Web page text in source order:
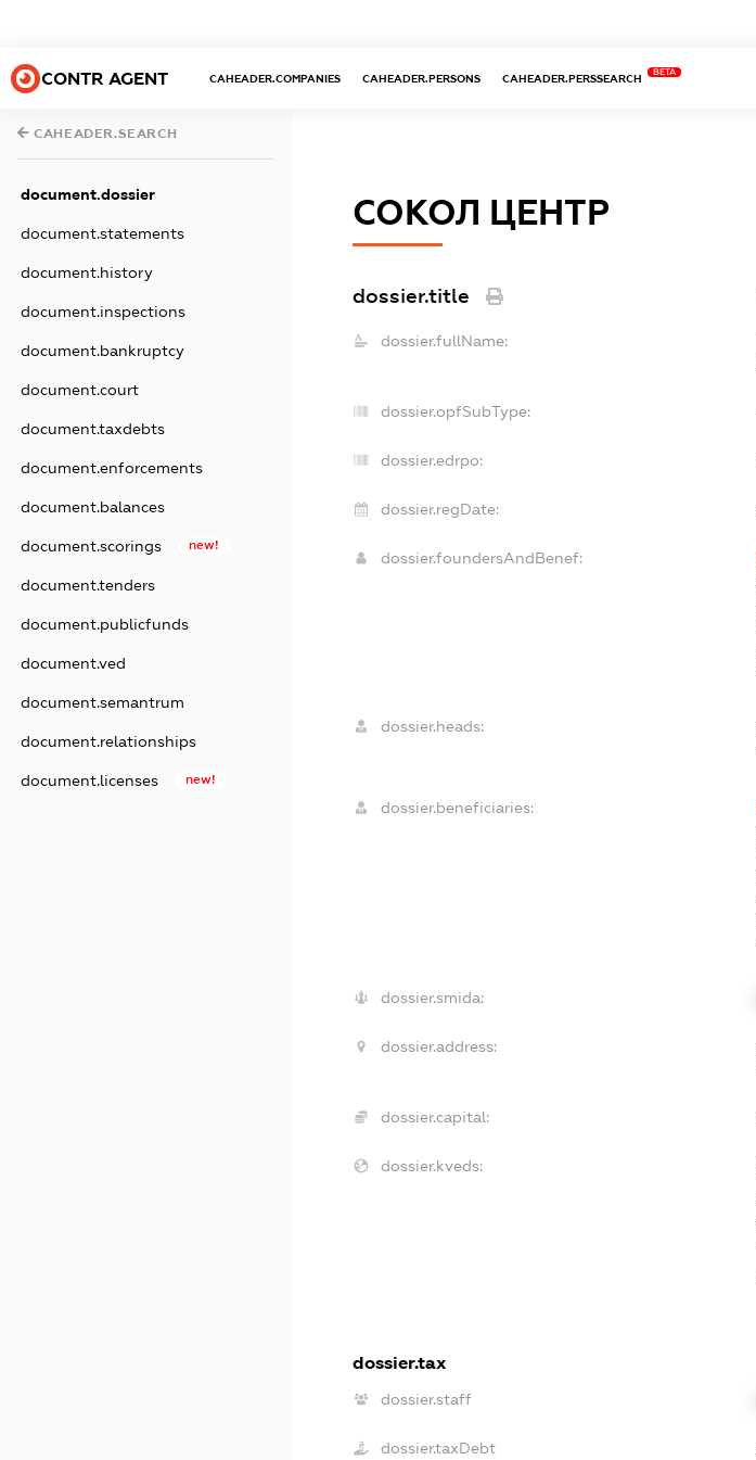
CONTR AGENT CAHEADER.COMPANIES CAHEADER.PERSONS CAHEADER.PERSSEARCH
BETA
CAHEADER.SEARCH
document.dossier
document.statements
document.history
document.inspections
document.bankruptcy
document.court
document.taxdebts
document.enforcements
document.balances
document.scorings new!
document.tenders
document.publicfunds
document.ved
document.semantrum
document.relationships
document.licenses new!
СОКОЛ ЦЕНТР
dossier.title
dossier.fullName:
dossier.opfSubType:
dossier.edrpo:
dossier.regDate:
dossier.foundersAndBenef:
dossier.heads:
dossier.beneficiaries:
dossier.smida:
dossier.address:
dossier.capital:
dossier.kveds:
dossier.tax
dossier.staff
dossier.taxDebt